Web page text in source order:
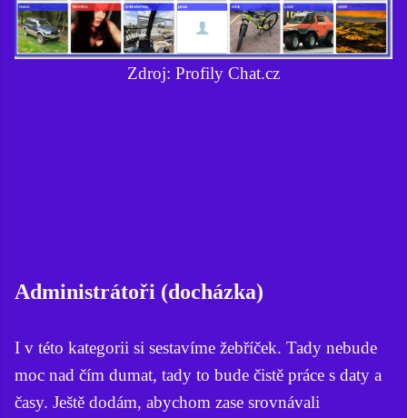
Zdroj: Profily Chat.cz
Administrátoři (docházka)
I v této kategorii si sestavíme žebříček. Tady nebude
moc nad čím dumat, tady to bude čistě práce s daty a
časy. Ještě dodám, abychom zase srovnávali